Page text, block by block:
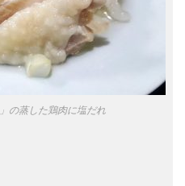
の蒸した鶏肉に塩だれ